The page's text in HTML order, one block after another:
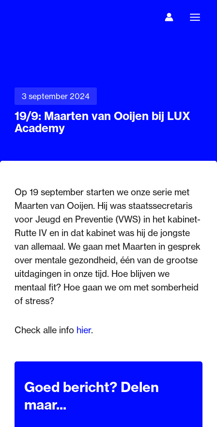
3 september 2024
19/9: Maarten van Ooijen bij LUX
Academy
Op 19 september starten we onze serie met
Maarten van Ooijen. Hij was staatssecretaris
voor Jeugd en Preventie (VWS) in het kabinet-
Rutte IV en in dat kabinet was hij de jongste
van allemaal. We gaan met Maarten in gesprek
over mentale gezondheid, één van de grootse
uitdagingen in onze tijd. Hoe blijven we
mentaal fit? Hoe gaan we om met somberheid
of stress?
Check alle info hier.
Goed bericht? Delen
maar...